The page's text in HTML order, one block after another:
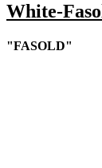
White-
"FASOLD"